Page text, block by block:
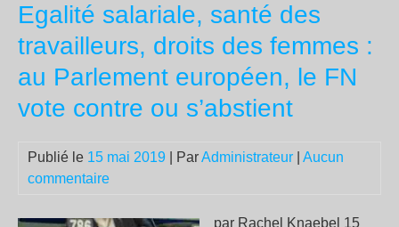
Egalité salariale, santé des
travailleurs, droits des femmes :
au Parlement européen, le FN
vote contre ou s’abstient
Publié le 15 mai 2019 | ParAdministrateur
Aucun
commentaire
par Rachel Knaebel 15